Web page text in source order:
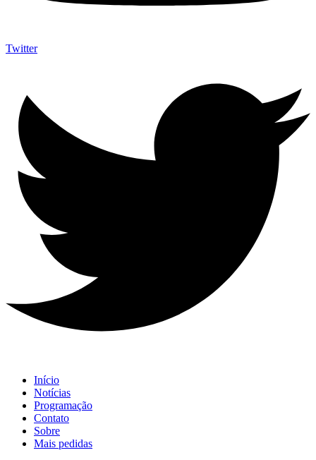
Twitter
Início
Notícias
Programação
Contato
Sobre
Mais pedidas